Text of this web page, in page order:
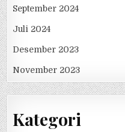
September 2024
Juli 2024
Desember 2023
November 2023
Kategori